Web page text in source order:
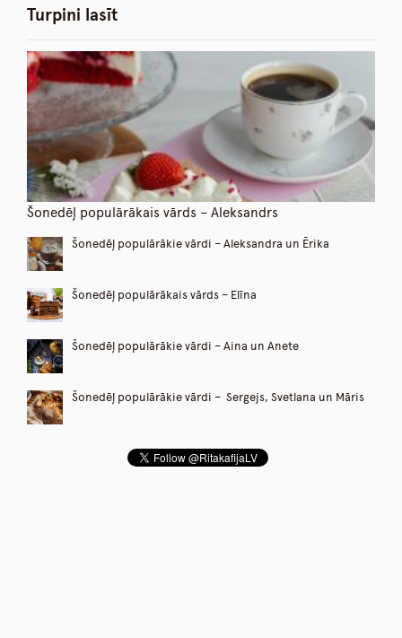
Turpini lasīt
Šonedēļ populārākais vārds – Aleksandrs
Šonedēļ populārākie vārdi – Aleksandra un Ērika
Šonedēļ populārākais vārds – Elīna
Šonedēļ populārākie vārdi – Aina un Anete
Šonedēļ populārākie vārdi – Sergejs, Svetlana un Māris